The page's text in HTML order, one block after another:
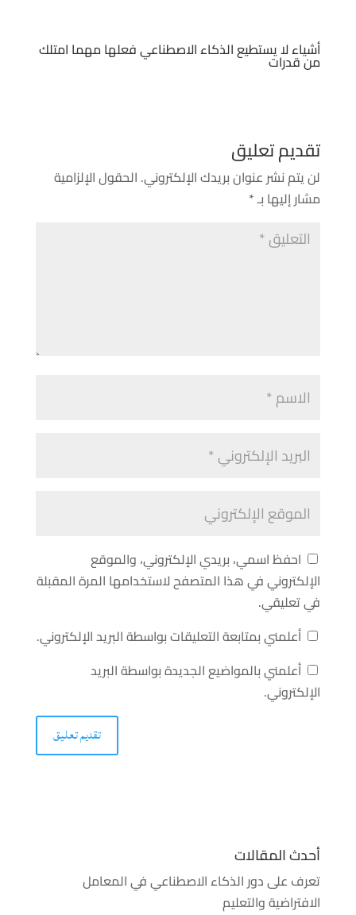
أشياء لا يستطيع الذكاء الاصطناعي فعلها مهما امتلك
من قدرات
تقديم تعليق
لن يتم نشر عنوان بريدك الإلكتروني. الحقول الإلزامية
مشار إليها بـ*
احفظ اسمي، بريدي الإلكتروني، والموقع
الإلكتروني في هذا المتصفح لاستخدامها المرة المقبلة
في تعليقي.
أعلمني بمتابعة التعليقات بواسطة البريد الإلكتروني.
أعلمني بالمواضيع الجديدة بواسطة البريد
الإلكتروني.
أحدث المقالات
تعرف على دور الذكاء الاصطناعي في المعامل
الافتراضية والتعليم